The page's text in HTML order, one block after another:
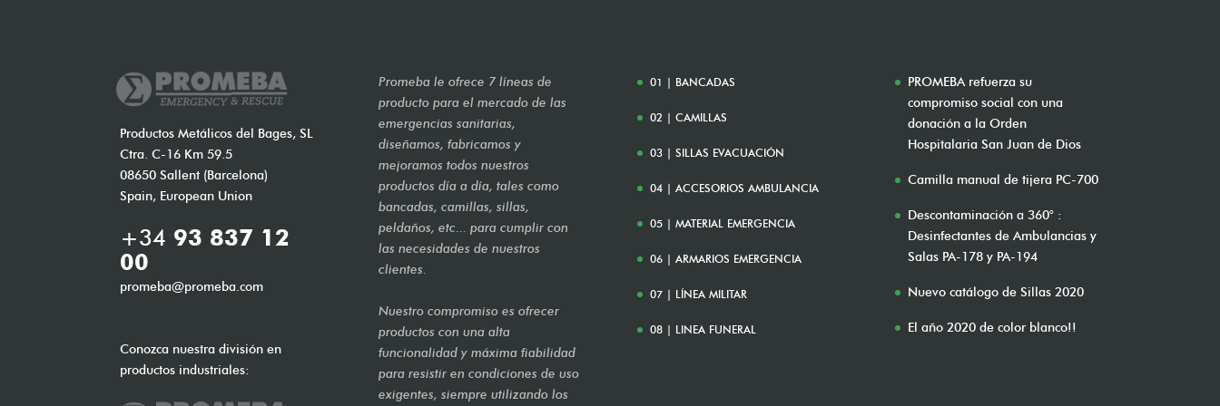
Productos Metálicos del Bages, SL
Ctra. C-16 Km 59.5
08650 Sallent (Barcelona)
Spain, European Union
+34 93 837 12
00
promeba@promeba.com
Conozca nuestra división en
productos industriales:
Promeba le ofrece 7 líneas de
producto para el mercado de las
emergencias sanitarias,
diseñamos, fabricamos y
mejoramos todos nuestros
productos día a día, tales como
bancadas, camillas, sillas,
peldaños, etc... para cumplir con
las necesidades de nuestros
clientes.
Nuestro compromiso es ofrecer
productos con una alta
funcionalidad y máxima fiabilidad
para resistir en condiciones de uso
exigentes, siempre utilizando los
01 | BANCADAS
02 | CAMILLAS
03 | SILLAS EVACUACIÓN
04 | ACCESORIOS AMBULANCIA
05 | MATERIAL EMERGENCIA
06 | ARMARIOS EMERGENCIA
07 | LÍNEA MILITAR
08 | LINEA FUNERAL
PROMEBA refuerza su
compromiso social con una
donación a la Orden
Hospitalaria San Juan de Dios
Camilla manual de tijera PC-700
Descontaminación a 360° :
Desinfectantes de Ambulancias y
Salas PA-178 y PA-194
Nuevo catálogo de Sillas 2020
El año 2020 de color blanco!!